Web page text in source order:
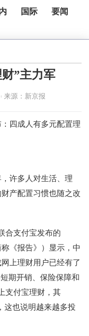
国际
要闻
”主力军
来源：新京报
：四成人有多元配置理
许多人对生活、理
产配置习惯也随之改
合支付宝发布的
称《报告》）显示，中
上理财用户已经有了
期开销、保险保障和
支付宝理财，其
这也说明越来越多投